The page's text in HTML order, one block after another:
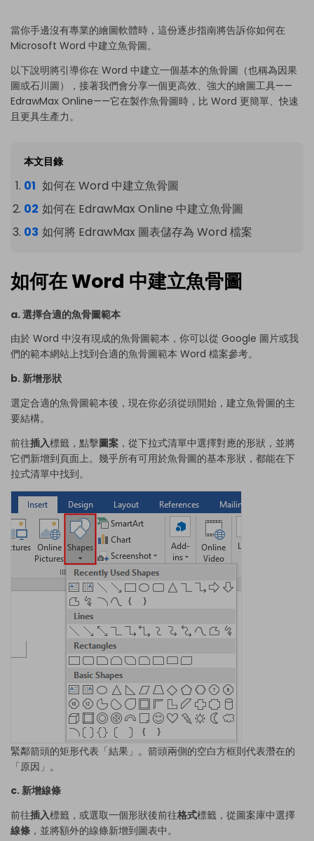
當你手邊沒有專業的繪圖軟體時，這份逐步指南將告訴你如何在
Microsoft Word 中建立魚骨圖。
以下說明將引導你在 Word 中建立一個基本的魚骨圖（也稱為因果
圖或石川圖），接著我們會分享一個更高效、強大的繪圖工具——
EdrawMax Online——它在製作魚骨圖時，比 Word 更簡單、快速
且更具生產力。
本文目錄
如何在 Word 中建立魚骨圖
如何在 EdrawMax Online 中建立魚骨圖
如何將 EdrawMax 圖表儲存為 Word 檔案
如何在 Word 中建立魚骨圖
a. 選擇合適的魚骨圖範本
由於 Word 中沒有現成的魚骨圖範本，你可以從 Google 圖片或我
們的範本網站上找到合適的魚骨圖範本 Word 檔案參考。
b. 新增形狀
選定合適的魚骨圖範本後，現在你必須從頭開始，建立魚骨圖的主
要結構。
前往插入標籤，點擊圖案 ，從下拉式清單中選擇對應的形狀，並將
它們新增到頁面上。幾乎所有可用於魚骨圖的基本形狀，都能在下
拉式清單中找到。
緊鄰箭頭的矩形代表「結果」。箭頭兩側的空白方框則代表潛在的
「原因」。
c. 新增線條
前往插入標籤，或選取一個形狀後前往格式標籤，從圖案庫中選擇
線條 ，並將額外的線條新增到圖表中。